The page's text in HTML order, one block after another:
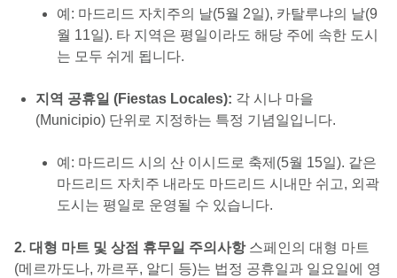
예: 마드리드 자치주의 날(5월 2일), 카탈루냐의 날(9
월 11일). 타 지역은 평일이라도 해당 주에 속한 도시
는 모두 쉬게 됩니다.
지역 공휴일 (Fiestas Locales): 각 시나 마을
(Municipio) 단위로 지정하는 특정 기념일입니다.
예: 마드리드 시의 산 이시드로 축제(5월 15일). 같은
마드리드 자치주 내라도 마드리드 시내만 쉬고, 외곽
도시는 평일로 운영될 수 있습니다.
2. 대형 마트 및 상점 휴무일 주의사항스페인의 대형 마트
(메르까도나, 까르푸, 알디 등)는 법정 공휴일과 일요일에 영